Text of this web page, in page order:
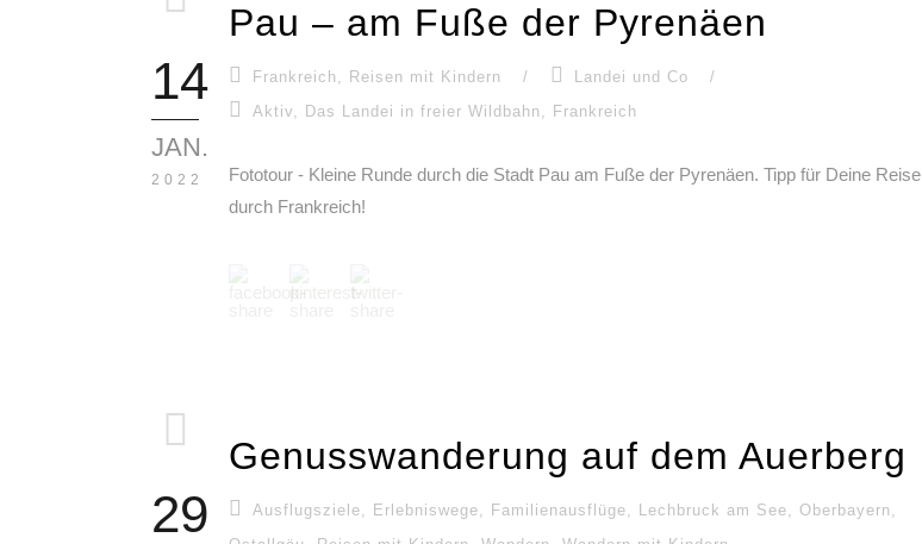
14
JAN.
2022
Pau – am Fuße der Pyrenäen
Frankreich, Reisen mit Kindern / Landei und Co
/
Aktiv, Das Landei in freier Wildbahn, Frankreich
Fototour - Kleine Runde durch die Stadt Pau am Fuße der Pyrenäen. Tipp für Deine Reise
durch Frankreich!
29
Genusswanderung auf dem Auerberg
Ausflugsziele, Erlebniswege, Familienausflüge, Lechbruck am See, Oberbayern,